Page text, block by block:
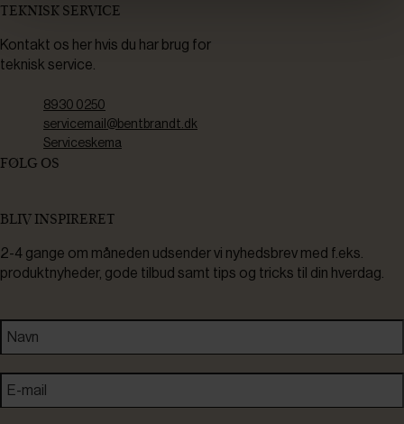
TEKNISK SERVICE
Kontakt os her hvis du har brug for
teknisk service.
8930 0250
servicemail@bentbrandt.dk
Serviceskema
FØLG OS
BLIV INSPIRERET
2-4 gange om måneden udsender vi nyhedsbrev med f.eks.
produktnyheder, gode tilbud samt tips og tricks til din hverdag.